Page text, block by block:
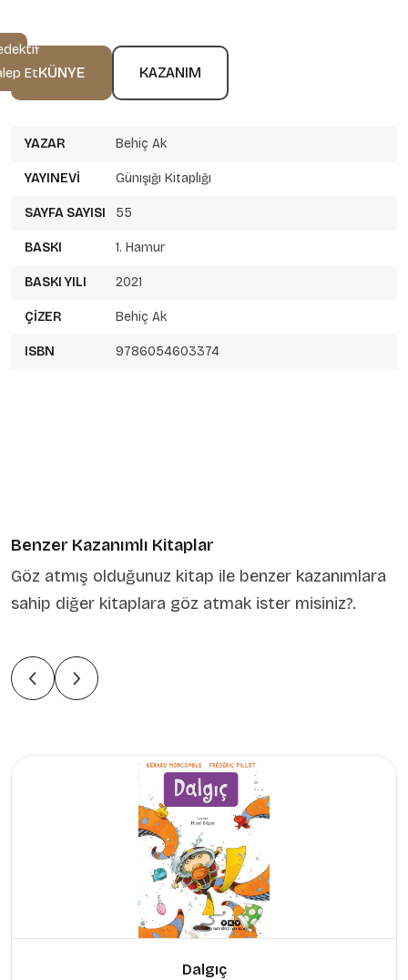
KÜNYE KAZANIM
YAZAR Behiç Ak
YAYINEVI Günışığı Kitaplığı
SAYFA SAYISI 55
BASKI 1. Hamur
BASKI YILI 2021
ÇIZER Behiç Ak
ISBN 9786054603374
Benzer Kazanımlı Kitaplar
Göz atmış olduğunuz kitap ile benzer kazanımlara
sahip diğer kitaplara göz atmak ister misiniz?.
Dalgıç
Et